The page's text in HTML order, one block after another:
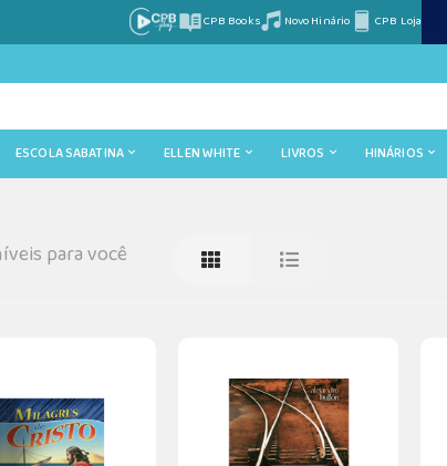
CPB Books Novo Hinário CPB Loja
ESCOLA SABATINA ELLEN WHITE LIVROS HINÁRIOS
para você